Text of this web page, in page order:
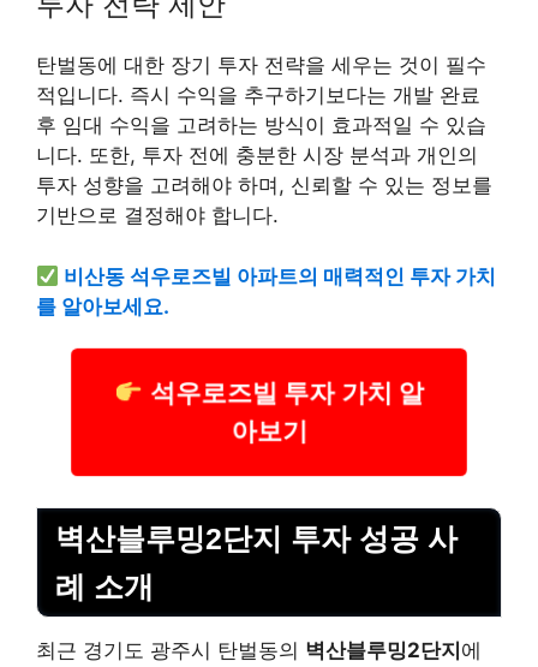
탄벌동에 대한 장기 투자 전략을 세우는 것이 필수
적입니다. 즉시 수익을 추구하기보다는 개발 완료
후 임대 수익을 고려하는 방식이 효과적일 수 있습
니다. 또한, 투자 전에 충분한 시장 분석과 개인의
투자 성향을 고려해야 하며, 신뢰할 수 있는 정보를
기반으로 결정해야 합니다.
비산동 석우로즈빌 아파트의 매력적인 투자 가치
를 알아보세요.
석우로즈빌 투자 가치 알
아보기
벽산블루밍2단지 투자 성공 사
례 소개
최근 경기도 광주시 탄벌동의 벽산블루밍2단지 에